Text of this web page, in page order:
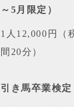
～5月限定）
1人12,000円（
間20分）
引き馬卒業検定